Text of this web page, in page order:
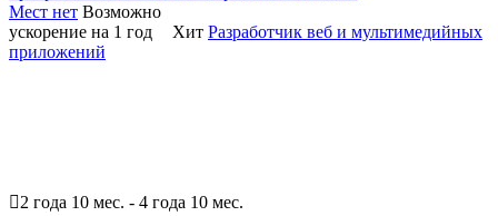
Мест нет Возможно
ускорение на 1 год
Хит Разработчик веб и мультимедийных
приложений
2 года 10 мес. - 4 года 10 мес.